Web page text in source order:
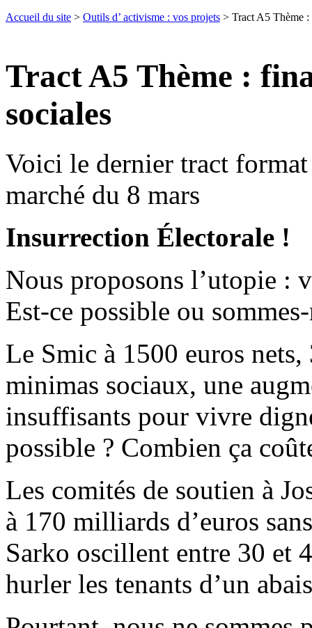
Accueil du site > Outils d’ activisme : vos projets > Tract A5 Thème :
Tract A5 Thème :
sociales
Voici le dernier tract
marché du 8 mars
Insurrection Électorale !
Nous proposons l’utopie :
Est-ce possible ou
Le Smic à 1500 euros
minimas sociaux, une
insuffisants pour vivre
possible ? Combien ça
Les comités de soutien à
à 170 milliards d’euros
Sarko oscillent entre 30 et
hurler les tenants d’un